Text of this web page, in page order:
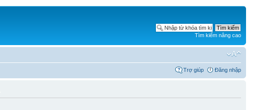
Tìm kiếm nâng cao
Trợ giúp Đăng nhập